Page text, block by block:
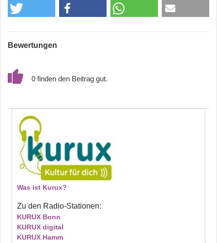
Bewertungen
0
Was ist Kurux?
Zu den Radio-Stationen:
KURUX Bonn
KURUX digital
KURUX Hamm